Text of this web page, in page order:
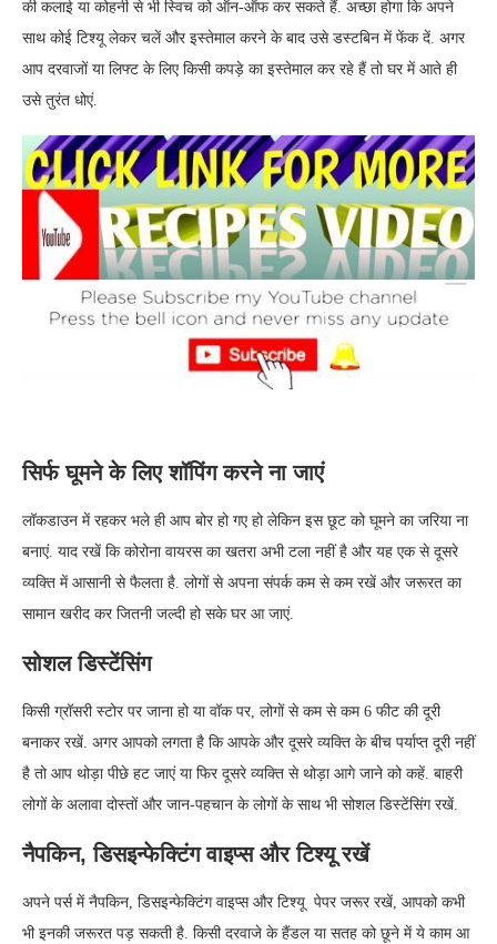
की कलाई या कोहनी से भी स्विच को ऑन-ऑफ कर सकते हैं. अच्छा होगा कि अपने
साथ कोई टिश्यू लेकर चलें और इस्तेमाल करने के बाद उसे डस्टबिन में फेंक दें. अगर
आप दरवाजों या लिफ्ट के लिए किसी कपड़े का इस्तेमाल कर रहे हैं तो घर में आते ही
उसे तुरंत धोएं.
सिर्फ घूमने के लिए शॉपिंग करने ना जाएं
लॉकडाउन में रहकर भले ही आप बोर हो गए हो लेकिन इस छूट को घूमने का जरिया ना
बनाएं. याद रखें कि कोरोना वायरस का खतरा अभी टला नहीं है और यह एक से दूसरे
व्यक्ति में आसानी से फैलता है. लोगों से अपना संपर्क कम से कम रखें और जरूरत का
सामान खरीद कर जितनी जल्दी हो सके घर आ जाएं.
सोशल डिस्टेंसिंग
किसी ग्रॉसरी स्टोर पर जाना हो या वॉक पर, लोगों से कम से कम 6 फीट की दूरी
बनाकर रखें. अगर आपको लगता है कि आपके और दूसरे व्यक्ति के बीच पर्याप्त दूरी नहीं
है तो आप थोड़ा पीछे हट जाएं या फिर दूसरे व्यक्ति से थोड़ा आगे जाने को कहें. बाहरी
लोगों के अलावा दोस्तों और जान-पहचान के लोगों के साथ भी सोशल डिस्टेंसिंग रखें.
नैपकिन, डिसइन्फेक्टिंग वाइप्स और टिश्यू रखें
अपने पर्स में नैपकिन, डिसइन्फेक्टिंग वाइप्स और टिश्यू पेपर जरूर रखें, आपको कभी
भी इनकी जरूरत पड़ सकती है. किसी दरवाजे के हैंडल या सतह को छूने में ये काम आ